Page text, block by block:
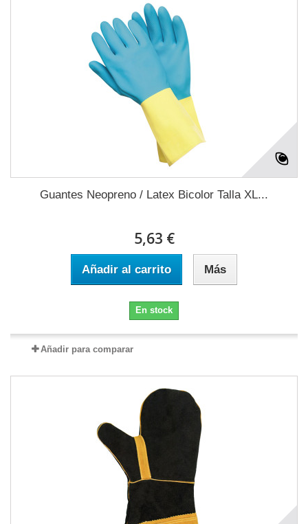
Guantes Neopreno / Latex Bicolor Talla XL...
5,63 €
Añadir al carrito Más
En stock
Añadir para comparar